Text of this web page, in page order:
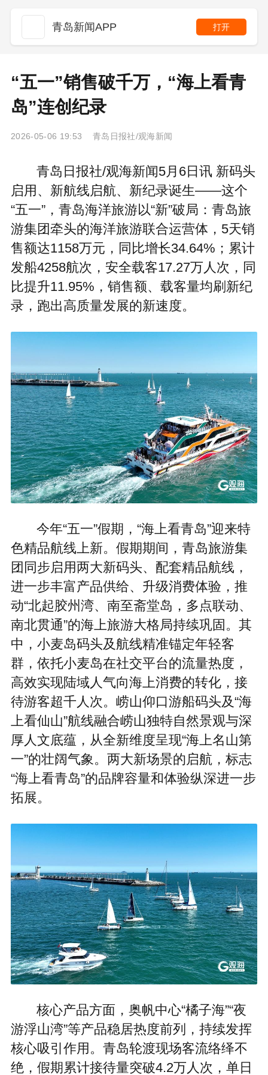
青岛新闻APP 打开
“五一”销售破千万，“海上看青
岛”连创纪录
2026-05-06 19:53 青岛日报社/观海新闻
青岛日报社/观海新闻5月6日讯 新码头
启用、新航线启航、新纪录诞生——这个
“五一”，青岛海洋旅游以“新”破局：青岛旅
游集团牵头的海洋旅游联合运营体，5天销
售额达1158万元，同比增长34.64%；累计
发船4258航次，安全载客17.27万人次，同
比提升11.95%，销售额、载客量均刷新纪
录，跑出高质量发展的新速度。
今年“五一”假期，“海上看青岛”迎来特
色精品航线上新。假期期间，青岛旅游集
团同步启用两大新码头、配套精品航线，
进一步丰富产品供给、升级消费体验，推
动“北起胶州湾、南至斋堂岛，多点联动、
南北贯通”的海上旅游大格局持续巩固。其
中，小麦岛码头及航线精准锚定年轻客
群，依托小麦岛在社交平台的流量热度，
高效实现陆域人气向海上消费的转化，接
待游客超千人次。崂山仰口游船码头及“海
上看仙山”航线融合崂山独特自然景观与深
厚人文底蕴，从全新维度呈现“海上名山第
一”的壮阔气象。两大新场景的启航，标志
“海上看青岛”的品牌容量和体验纵深进一步
拓展。
核心产品方面，奥帆中心“橘子海”“夜
游浮山湾”等产品稳居热度前列，持续发挥
核心吸引作用。青岛轮渡现场客流络绎不
绝，假期累计接待量突破4.2万人次，单日